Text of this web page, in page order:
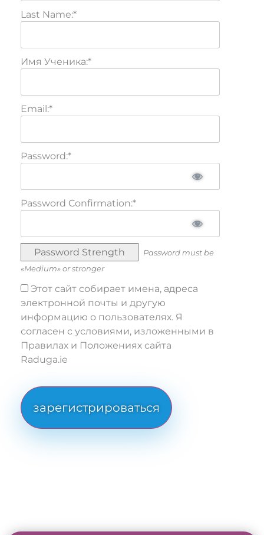
Last Name:*
Имя Ученика:*
Email:*
Password:*
Password Confirmation:*
Password Strength
Password must be
«Medium» or stronger
Этот сайт собирает имена, адреса
электронной почты и другую
информацию о пользователях. Я
согласен с условиями, изложенными в
Правилах и Положениях сайта
Raduga.ie
No val